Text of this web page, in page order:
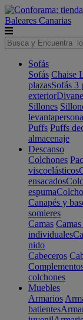
Baleares Canarias
Sofás
Sofás Chaise
plazasSofás 3
exterior
Sillones
Puffs Puffs
almacenaje
Descanso
Colchones
viscoelásticos
ensacados
espuma
Canapés y
somieres
Camas
individuales
nido
Cabeceros
colchones
Muebles
Armarios
batientes